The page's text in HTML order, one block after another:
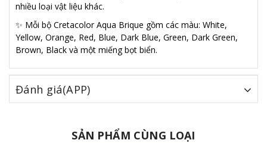
nhiều loại vật liệu khác.
✨ Mỗi bộ Cretacolor Aqua Brique gồm các màu: White,
Yellow, Orange, Red, Blue, Dark Blue, Green, Dark Green,
Brown, Black và một miếng bọt biển.
Đánh giá(APP)
SẢN PHẨM CÙNG LOẠI